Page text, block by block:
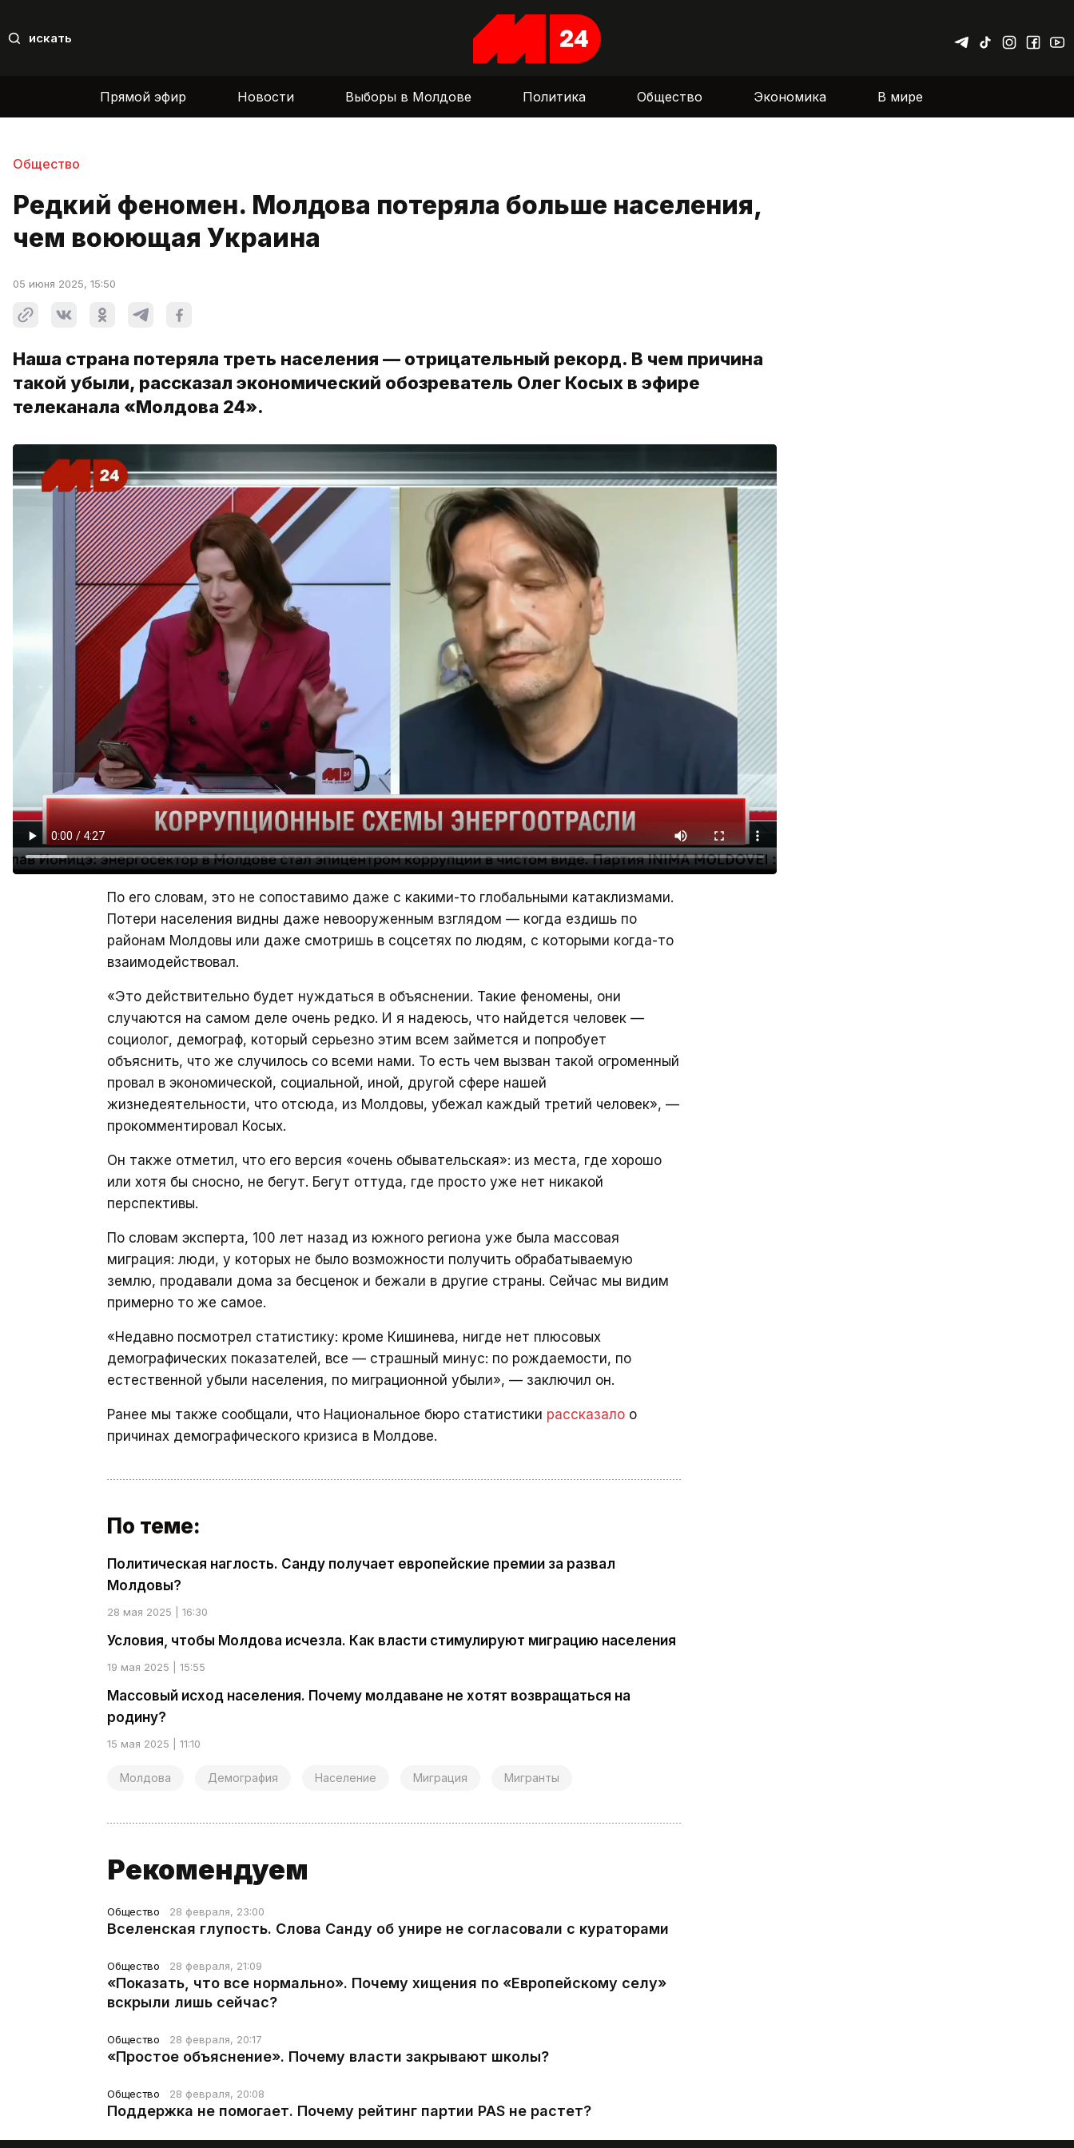
искать
Прямой эфир Новости Выборы в Молдове Политика Общество Экономика В мире
Общество
Редкий феномен. Молдова потеряла больше населения,
чем воюющая Украина
05 июня 2025, 15:50
Наша страна потеряла треть населения — отрицательный рекорд. В чем причина
такой убыли, рассказал экономический обозреватель Олег Косых в эфире
телеканала «Молдова 24».
По его словам, это не сопоставимо даже с какими-то глобальными катаклизмами.
Потери населения видны даже невооруженным взглядом — когда ездишь по
районам Молдовы или даже смотришь в соцсетях по людям, с которыми когда-то
взаимодействовал.
«Это действительно будет нуждаться в объяснении. Такие феномены, они
случаются на самом деле очень редко. И я надеюсь, что найдется человек —
социолог, демограф, который серьезно этим всем займется и попробует
объяснить, что же случилось со всеми нами. То есть чем вызван такой огроменный
провал в экономической, социальной, иной, другой сфере нашей
жизнедеятельности, что отсюда, из Молдовы, убежал каждый третий человек», —
прокомментировал Косых.
Он также отметил, что его версия «очень обывательская»: из места, где хорошо
или хотя бы сносно, не бегут. Бегут оттуда, где просто уже нет никакой
перспективы.
По словам эксперта, 100 лет назад из южного региона уже была массовая
миграция: люди, у которых не было возможности получить обрабатываемую
землю, продавали дома за бесценок и бежали в другие страны. Сейчас мы видим
примерно то же самое.
«Недавно посмотрел статистику: кроме Кишинева, нигде нет плюсовых
демографических показателей, все — страшный минус: по рождаемости, по
естественной убыли населения, по миграционной убыли», — заключил он.
Ранее мы также сообщали, что Национальное бюро статистики рассказало о
причинах демографического кризиса в Молдове.
По теме:
Политическая наглость. Санду получает европейские премии за развал
Молдовы?
28 мая 2025 | 16:30
Условия, чтобы Молдова исчезла. Как власти стимулируют миграцию населения
19 мая 2025 | 15:55
Массовый исход населения. Почему молдаване не хотят возвращаться на
родину?
15 мая 2025 | 11:10
Молдова Демография Население Миграция Мигранты
Рекомендуем
Общество 28 февраля, 23:00
Вселенская глупость. Слова Санду об унире не согласовали с кураторами
Общество 28 февраля, 21:09
«Показать, что все нормально». Почему хищения по «Европейскому селу»
вскрыли лишь сейчас?
Общество 28 февраля, 20:17
«Простое объяснение». Почему власти закрывают школы?
Общество 28 февраля, 20:08
Поддержка не помогает. Почему рейтинг партии PAS не растет?